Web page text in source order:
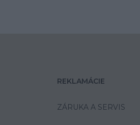
REKLAMÁCIE
ZÁRUKA A SERVIS